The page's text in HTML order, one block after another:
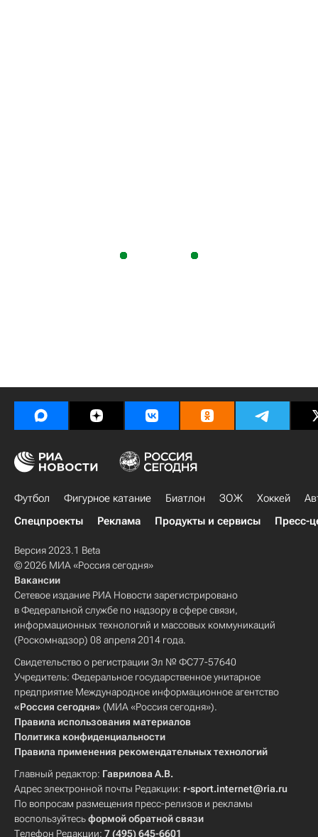
Футбол Фигурное катание Биатлон ЗОЖ Хоккей
Спецпроекты
Реклама Продукты и сервисы Пресс-
Версия 2023.1 Beta
© 2026 МИА «Россия сегодня»
Вакансии
Сетевое издание РИА Новости зарегистрировано
в Федеральной службе по надзору в сфере связи,
информационных технологий и массовых коммуникаций
(Роскомнадзор) 08 апреля 2014 года.
Свидетельство о регистрации Эл № ФС77-57640
Учредитель: Федеральное государственное унитарное
предприятие Международное информационное агентство
«Россия сегодня» (МИА «Россия сегодня»).
Правила использования материалов
Политика конфиденциальности
Правила применения рекомендательных технологий
Главный редактор: Гаврилова А.В.
Адрес электронной почты Редакции: r-sport.internet@ria.ru
По вопросам размещения пресс-релизов и рекламы
воспользуйтесьформой обратной связи
Телефон Редакции: 7 (495) 645-6601